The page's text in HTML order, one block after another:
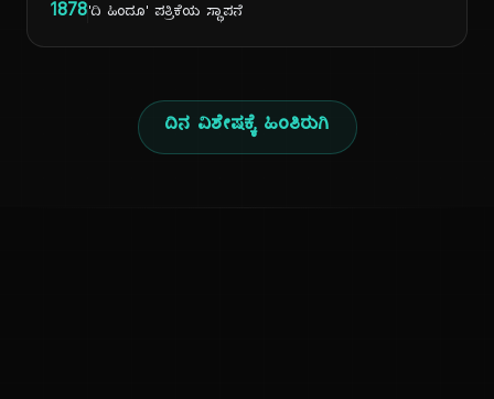
1878'ದಿ ಹಿಂದೂ' ಪತ್ರಿಕೆಯ ಸ್ಥಾಪನೆ
ದಿನ ವಿಶೇಷಕ್ಕೆ ಹಿಂತಿರುಗಿ